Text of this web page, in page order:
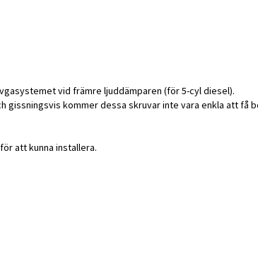
vid främre ljuddämparen (för 5-cyl diesel).
gissningsvis kommer dessa skruvar inte vara enkla att få
att kunna installera.